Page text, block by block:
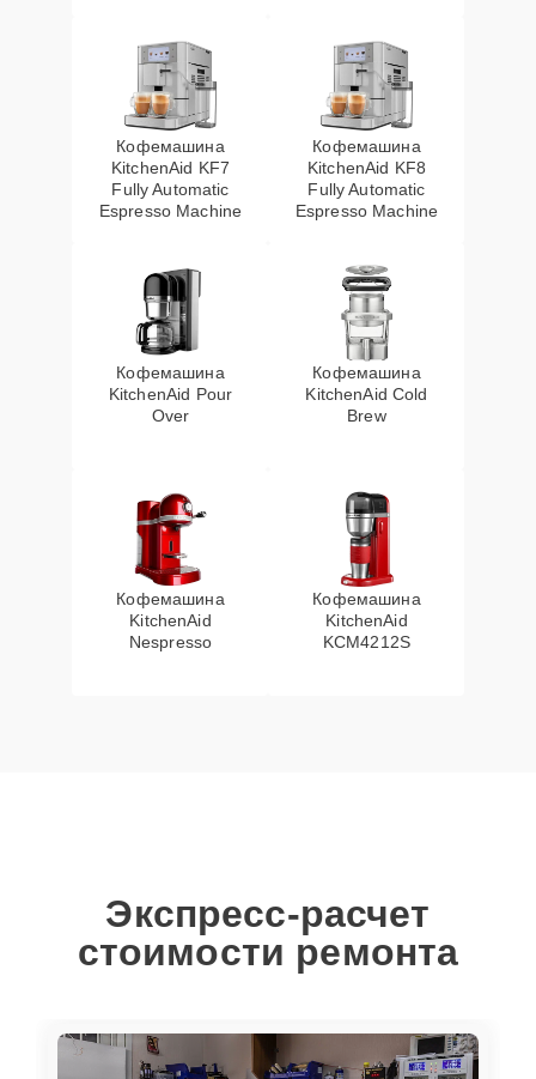
Кофемашина
KitchenAid KF7
Fully Automatic
Espresso Machine
Кофемашина
KitchenAid KF8
Fully Automatic
Espresso Machine
Кофемашина
KitchenAid Pour
Over
Кофемашина
KitchenAid Cold
Brew
Кофемашина
KitchenAid
Nespresso
Кофемашина
KitchenAid
KCM4212S
Экспресс-расчет
стоимости ремонта